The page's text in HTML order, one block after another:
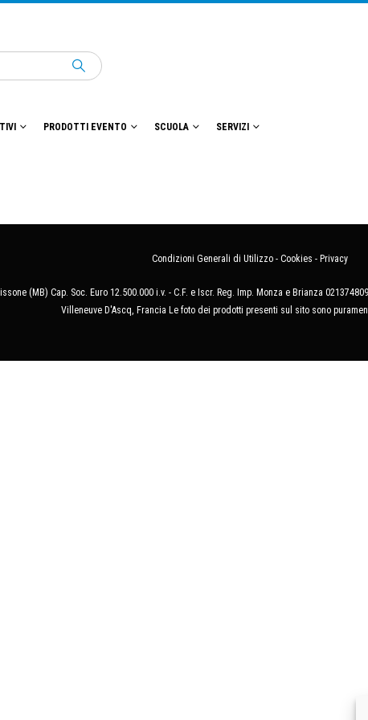
PRODOTTI EVENTO SCUOLA SERVIZI
Condizioni Generali di Utilizzo - Cookies - Privacy
(MB) Cap. Soc. Euro 12.500.000 i.v. - C.F. e Iscr. Reg. Imp. Monza e Brianza
Villeneuve D'Ascq, Francia Le foto dei prodotti presenti sul sito sono